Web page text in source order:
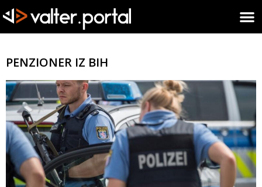
PENZIONER IZ BIH